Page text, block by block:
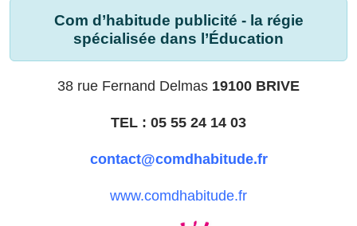
Com d’habitude publicité - la régie
spécialisée dans l’Éducation
38 rue Fernand Delmas 19100 BRIVE
TEL : 05 55 24 14 03
contact@comdhabitude.fr
www.comdhabitude.fr